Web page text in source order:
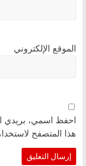
الموقع الإلكتروني
احفظ اسمي، بريدي
هذا المتصفح